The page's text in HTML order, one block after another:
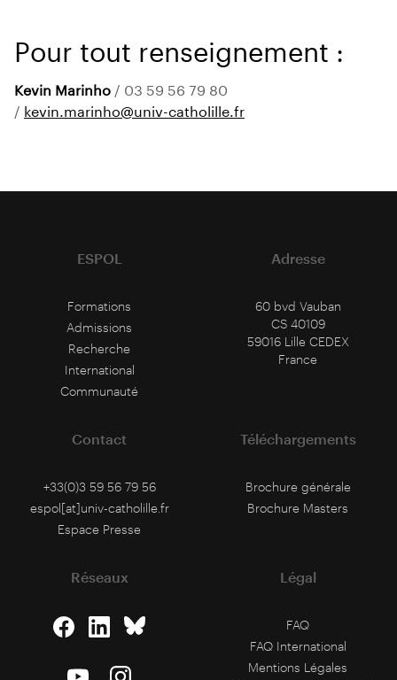
Pour tout renseignement :
Kevin Marinho / 03 59 56 79 80
/ kevin.marinho@univ-catholille.fr
ESPOL
Formations
Admissions
Recherche
International
Communauté
Adresse
60 bvd Vauban
CS 40109
59016 Lille CEDEX
France
Contact
+33(0)3 59 56 79 56
espol[at]univ-catholille.fr
Espace Presse
Téléchargements
Brochure générale
Brochure Masters
Réseaux Légal
FAQ
FAQ International
Mentions Légales